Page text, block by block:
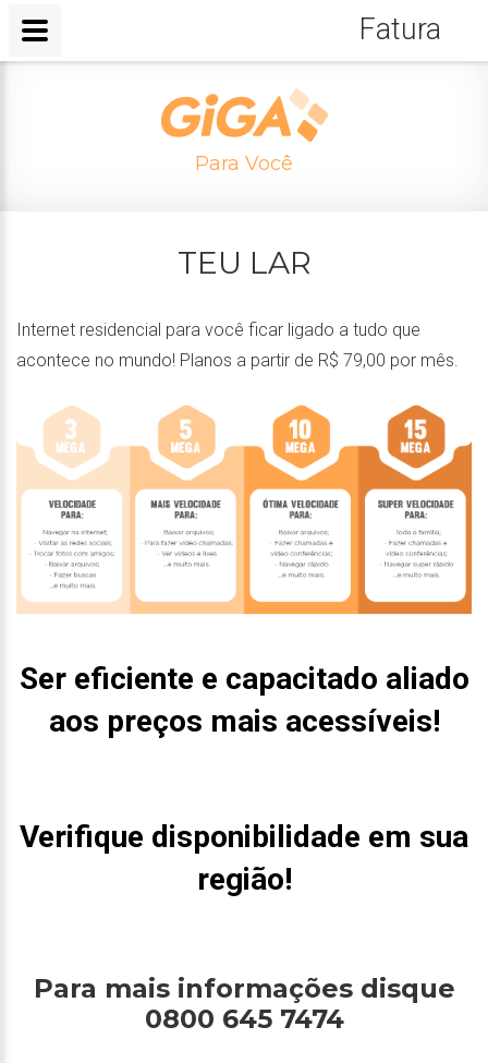
Para Você
Fatura
TEU LAR
Internet residencial para você ficar ligado a tudo que
acontece no mundo! Planos a partir de R$ 79,00 por mês.
Ser eficiente e capacitado aliado
aos preços mais acessíveis!
Verifique disponibilidade em sua
região!
Para mais informações disque
0800 645 7474